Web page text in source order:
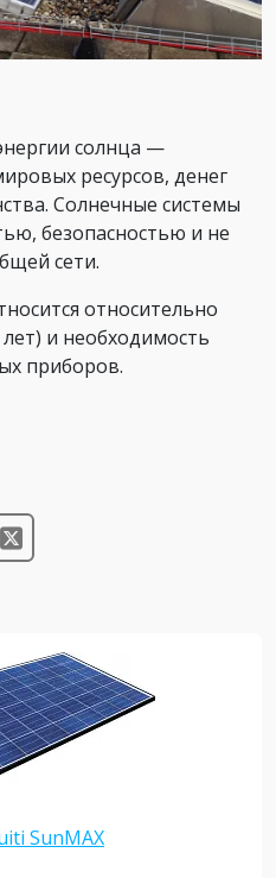
SunMAX
солнца —
ресурсов, денег
Солнечные системы
безопасностью и не
сети.
относительно
и необходимость
приборов.